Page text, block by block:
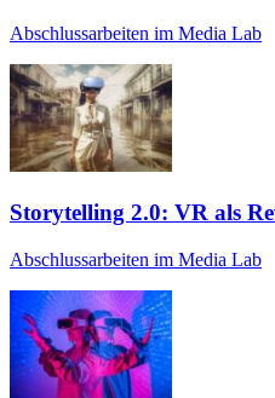
Abschlussarbeiten im Media Lab
Storytelling 2.0: VR als
Abschlussarbeiten im Media Lab